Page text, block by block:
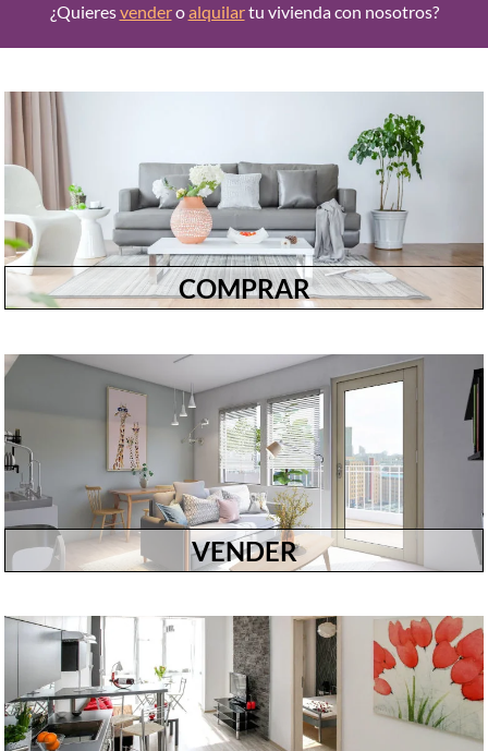
¿Quieresvenderoalquilartu vivienda con nosotros?
COMPRAR
VENDER